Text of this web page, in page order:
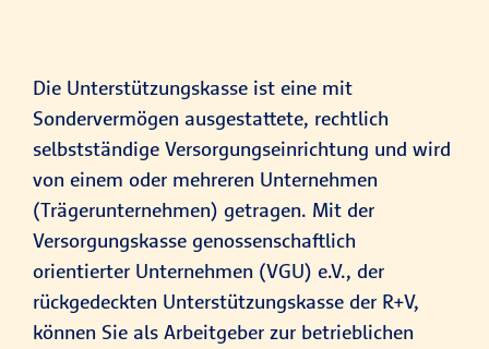
Die Unterstützungskasse ist eine mit
Sondervermögen ausgestattete, rechtlich
selbstständige Versorgungseinrichtung und wird
von einem oder mehreren Unternehmen
(Trägerunternehmen) getragen. Mit der
Versorgungskasse genossenschaftlich
orientierter Unternehmen (VGU) e.V., der
rückgedeckten Unterstützungskasse der R+V,
können Sie als Arbeitgeber zur betrieblichen